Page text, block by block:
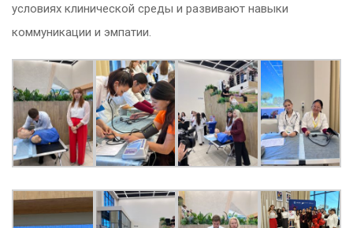
условиях клинической среды и развивают навыки
коммуникации и эмпатии.